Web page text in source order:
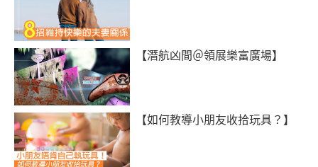
【潛航凶間＠領展樂富廣場】
【如何教導小朋友收拾玩具？】